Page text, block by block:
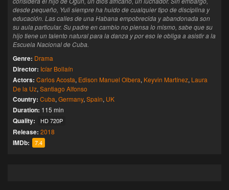
desde pequeño, Yuli siempre ha huido de cualquier tipo de disciplina y
educación. Las calles de una Habana empobrecida y abandonada son
su aula particular. Su padre en cambio no piensa lo mismo, sabe que su
hijo tiene un talento natural para la danza y por eso le obliga a asistir a la
Escuela Nacional de Cuba.
Genre: Drama
Director: Icíar Bollaín
Actors: Carlos Acosta, Edison Manuel Olbera, Keyvin Martínez, Laura
De la Uz, Santiago Alfonso
Country: Cuba, Germany, Spain, UK
Duration: 115 min
Quality: HD 720P
Release: 2018
IMDb: 7.4